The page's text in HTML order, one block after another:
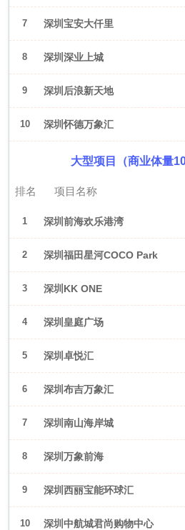
7 深圳宝安大仟里
8 深圳深业上城
9 深圳后浪新天地
10 深圳怀德万象汇
大型项目（商业体量
排名 项目名称
1 深圳前海欢乐港湾
2 深圳福田星河COCO Park
3 深圳KK ONE
4 深圳皇庭广场
5 深圳卓悦汇
6 深圳布吉万象汇
7 深圳南山海岸城
8 深圳万象前海
9 深圳西丽宝能环球汇
10 深圳中航城君尚购物中心